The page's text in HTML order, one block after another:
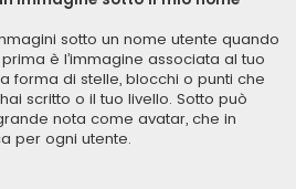
sotto un nome utente quando
è l’immagine associata al tuo
forma di stelle, blocchi o punti che
scritto o il tuo livello. Sotto può
nota come avatar, che in
per ogni utente.